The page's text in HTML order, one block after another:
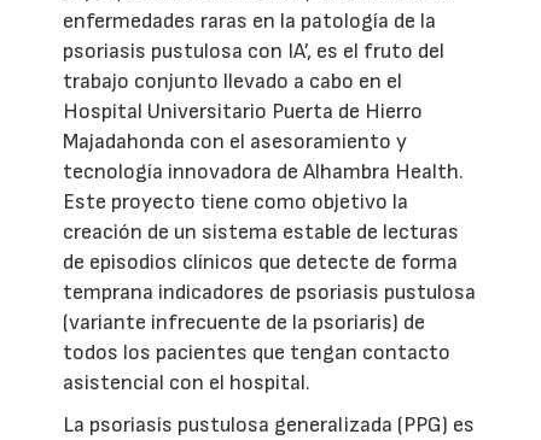
enfermedades raras en la patología de la
psoriasis pustulosa con IA’, es el fruto del
trabajo conjunto llevado a cabo en el
Hospital Universitario Puerta de Hierro
Majadahonda con el asesoramiento y
tecnología innovadora de Alhambra Health.
Este proyecto tiene como objetivo la
creación de un sistema estable de lecturas
de episodios clínicos que detecte de forma
temprana indicadores de psoriasis pustulosa
(variante infrecuente de la psoriaris) de
todos los pacientes que tengan contacto
asistencial con el hospital.
La psoriasis pustulosa generalizada (PPG) es